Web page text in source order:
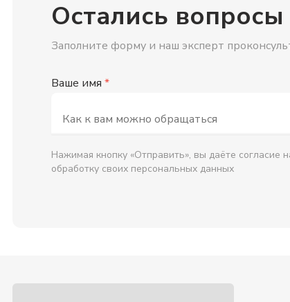
Остались
Заполните форму и наш эксперт
Ваше имя *
Нажимая кнопку «Отправить», вы даёте согласие
обработку своих персональных данных